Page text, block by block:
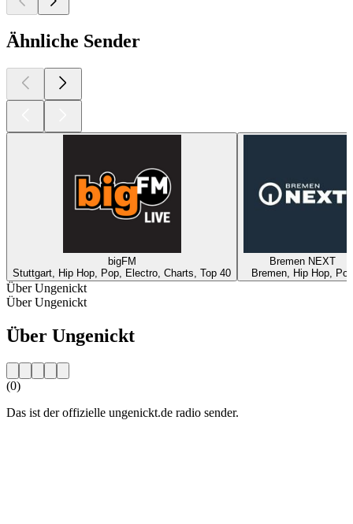
Ähnliche Sender
bigFM
Stuttgart, Hip Hop, Pop, Electro, Charts, Top 40
Bremen NEXT
Bremen, Hip Hop, Pop
Über Ungenickt
Über Ungenickt
Über Ungenickt
(0)
Das ist der offizielle ungenickt.de radio sender.